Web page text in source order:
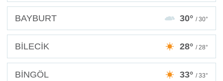
BAYBURT 30° / 30°
BİLECİK 28° / 28°
BİNGÖL 33° / 33°